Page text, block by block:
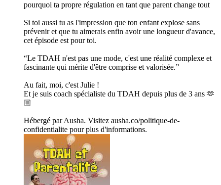
pourquoi ta propre régulation en tant que parent change tout
Si toi aussi tu as l'impression que ton enfant explose sans
prévenir et que tu aimerais enfin avoir une longueur d'avance,
cet épisode est pour toi.
“Le TDAH n'est pas une mode, c'est une réalité complexe et
fascinante qui mérite d'être comprise et valorisée.”
Au fait, moi, c'est Julie !
Et je suis coach spécialiste du TDAH depuis plus de 3 ans 🫶
🏼
Hébergé par Ausha. Visitez ausha.co/politique-de-
confidentialite pour plus d'informations.